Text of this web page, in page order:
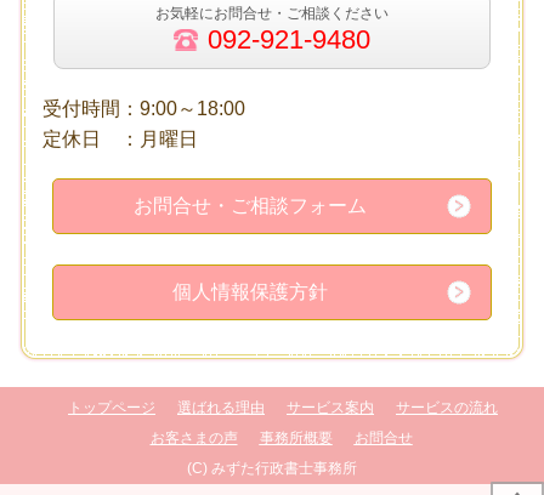
お気軽にお問合せ・ご相談ください
092-921-9480
受付時間：9:00～18:00
定休日 ：月曜日
お問合せ・ご相談フォーム
個人情報保護方針
(C) みずた行政書士事務所
トップページ 選ばれる理由 サービス案内
サービスの流れ
お客さまの声
事務所概要 お問合せ